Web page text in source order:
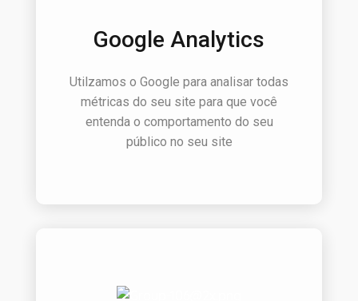
Google Analytics
Utilzamos o Google para analisar todas
métricas do seu site para que você
entenda o comportamento do seu
público no seu site